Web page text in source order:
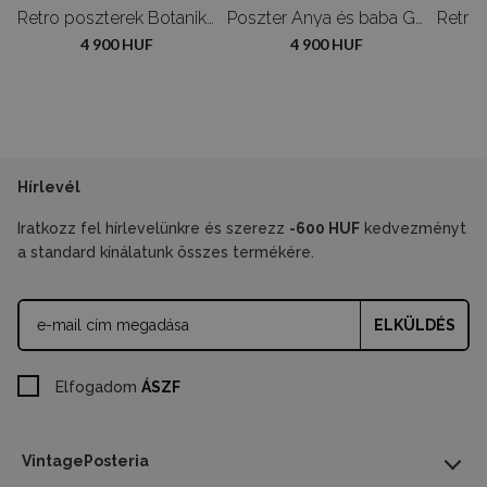
Retro poszterek Botanikus gomba gomba poszter
4 900 HUF
Poszter Anya és baba Gustav Klimt
4 900 HUF
VintagePosteria
Hírlevél
Iratkozz fel hírlevelünkre és szerezz -600 HUF kedvezményt
a standard kínálatunk összes termékére.
ELKÜLDÉS
Elfogadom ÁSZF